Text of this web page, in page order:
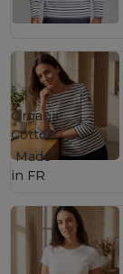
Organic
Cotton
Made
in FR